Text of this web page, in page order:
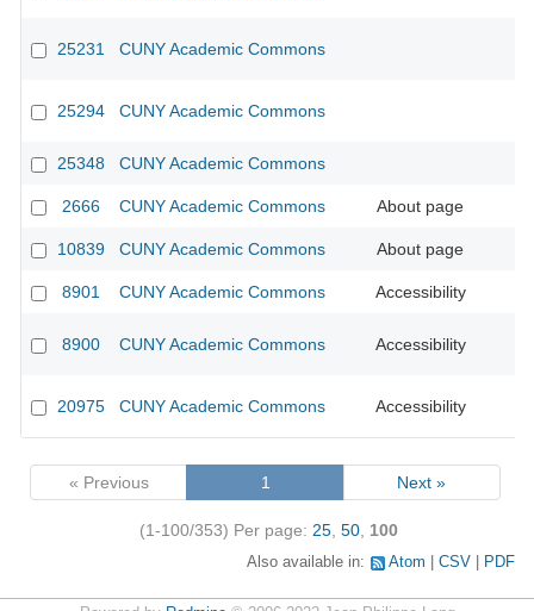
25231 CUNY Academic Commons
25294 CUNY Academic Commons
25348 CUNY Academic Commons
2666 CUNY Academic Commons About page
10839 CUNY Academic Commons About page
8901 CUNY Academic Commons Accessibility
8900 CUNY Academic Commons Accessibility
20975 CUNY Academic Commons Accessibility
« Previous 1 Next »
(1-100/353) Per page: 25 50 100
Also available in: Atom CSV PDF